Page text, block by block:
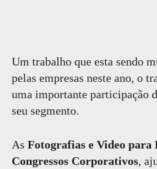
Um trabalho que esta sendo
pelas empresas neste ano, o
uma importante participação
seu segmento.
As Fotografias e Video para
Congressos Corporativos,